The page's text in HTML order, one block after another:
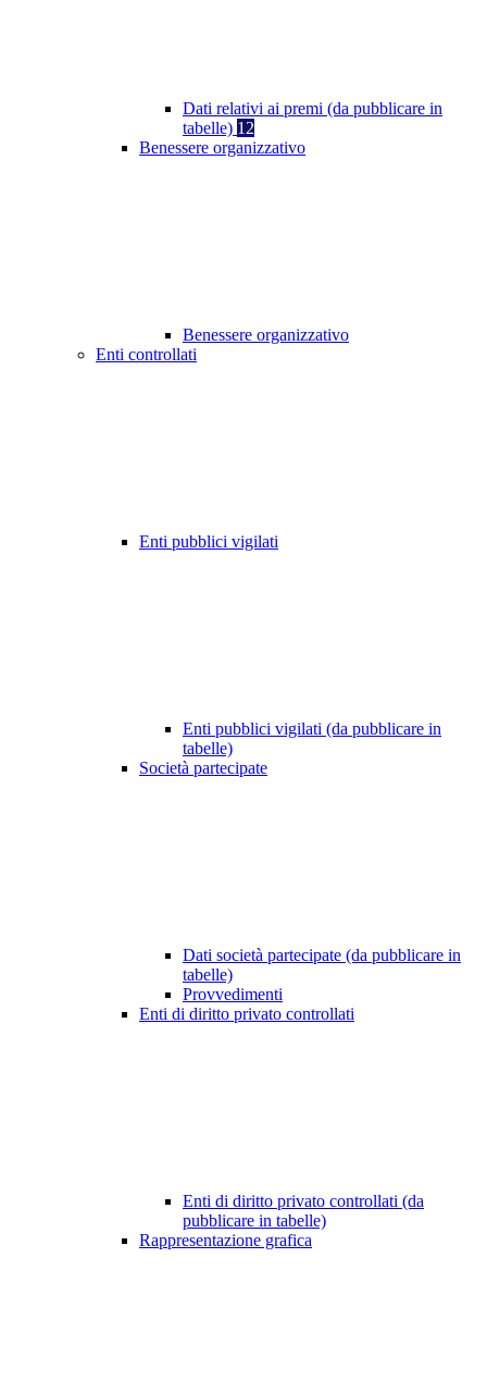
Dati relativi ai premi (da pubblicare in
tabelle) 12
Benessere organizzativo
Benessere organizzativo
Enti controllati
Enti pubblici vigilati
Enti pubblici vigilati (da pubblicare in
tabelle)
Società partecipate
Dati società partecipate (da pubblicare in
tabelle)
Provvedimenti
Enti di diritto privato controllati
Enti di diritto privato controllati (da
pubblicare in tabelle)
Rappresentazione grafica